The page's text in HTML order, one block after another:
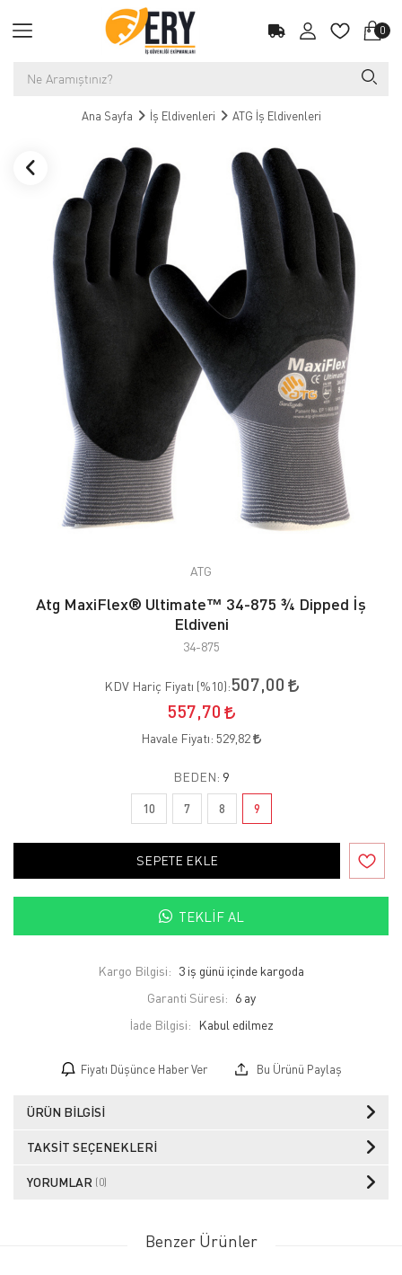
0
Ana Sayfa İş Eldivenleri ATG İş Eldivenleri
ATG
Atg MaxiFlex® Ultimate™ 34-875 ¾ Dipped İş
Eldiveni
34-875
KDV Hariç Fiyatı (%10):507,00
557,70
Havale Fiyatı: 529,82
BEDEN: 9
10 7 8 9
SEPETE EKLE
TEKLIF AL
Kargo Bilgisi: 3 iş günü içinde kargoda
Garanti Süresi: 6 ay
İade Bilgisi:
Fiyatı Düşünce Haber Ver Bu Ürünü Paylaş
ÜRÜN BILGISI
TAKSIT SEÇENEKLERI
YORUMLAR (0)
Benzer Ürünler